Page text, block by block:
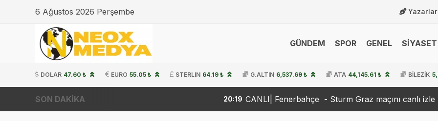
6 Ağustos 2026 Perşembe Yazarlar
GÜNDEM SPOR GENEL
DOLAR 47.60 ₺ EURO 55.05 ₺ STERLIN 64.19 ₺ G.ALTIN 6,537.69 ₺ ATA 44,145.61 ₺ BİLEZİK
SON DAKİKA CANLI| Fenerbahçe - Sturm Graz maçını canlı izle (Maç Linki-